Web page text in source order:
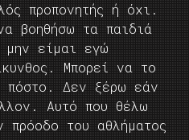
προπονητής ή όχι.
βοηθήσω τα παιδιά
είμαι εγώ
Μπορεί να το
πόστο. Δεν ξέρω εάν
Αυτό που θέλω
πρόοδο του αθλήματος